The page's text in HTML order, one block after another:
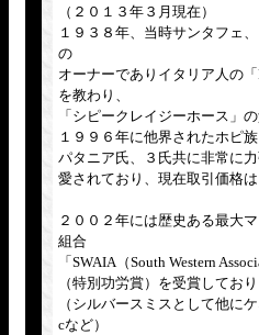
（２０１３年３月現在）
１９３８年、当時サンタフェ
の
オーナーでありイタリア人の
を教わり、
「シピークレイジーホース」
１９９６年に他界されたホピ
パタニア氏、３氏共に非常に
愛されており、現在取引価格
２００２年には歴史ある最大
組合
「SWAIA（South Western
（特別功労賞）を受賞してお
（シルバースミスとして他に
cなど）